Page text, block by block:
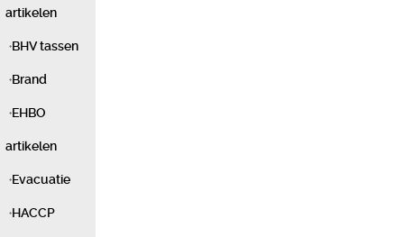
artikelen
BHV tassen
Brand
EHBO
artikelen
Evacuatie
HACCP